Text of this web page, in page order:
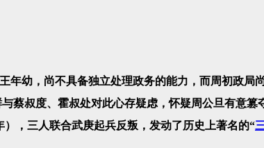
幼，尚不具备独立处理政务的能力，而周初政局
蔡叔度、霍叔处对此心存疑虑，怀疑周公旦有意篡
，三人联合武庚起兵反叛，发动了历史上著名的“